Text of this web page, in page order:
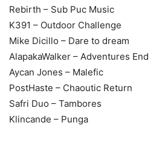
Rebirth – Sub Puc Music
K391 – Outdoor Challenge
Mike Dicillo – Dare to dream
AlapakaWalker – Adventures End
Aycan Jones – Malefic
PostHaste – Chaoutic Return
Safri Duo – Tambores
Klincande – Punga